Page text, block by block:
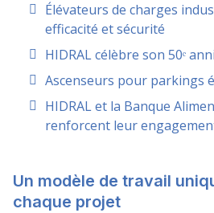
Élévateurs de charges
efficacité et sécurité
HIDRAL célèbre son 50ᵉ
Ascenseurs pour parkings
HIDRAL et la Banque
renforcent leur
Un modèle de travail
chaque projet